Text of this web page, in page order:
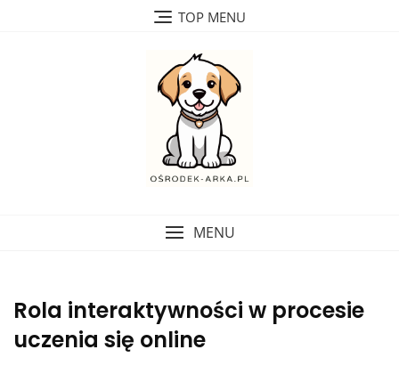
TOP MENU
MENU
Rola interaktywności w procesie
uczenia się online